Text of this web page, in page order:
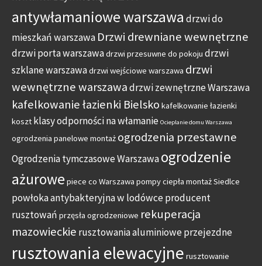
antywłamaniowe warszawa drzwi do
mieszkań warszawa Drzwi drewniane wewnętrzne
drzwi porta warszawadrzwi przesuwne do pokoju drzwi
szklane warszawadrzwi wejściowe warszawa drzwi
wewnętrzne warszawadrzwi zewnętrzne Warszawa
kafelkowanie łazienki Bielsko kafelkowanie łazienki
koszt klasy odporności na włamanie Ocieplanie domu Warszawa
ogrodzenia panelowe montaż ogrodzenia przestawne
Ogrodzenia tymczasowe Warszawaogrodzenie
ażurowepiece co Warszawa pompy ciepła montaż Siedlce
powłoka antybakteryjna w lodówceproducent
rusztowań przęsła ogrodzeniowe rekuperacja
mazowieckie rusztowania aluminiowe przejezdne
rusztowania elewacyjne rusztowanie